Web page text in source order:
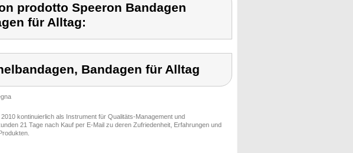
prodotto Speeron Bandagen
für Alltag:
Bandagen für Alltag
kontinuierlich als Instrument für Qualitäts-Management und
21 Tage nach Kauf per E-Mail zu deren Zufriedenheit, Erfahrungen und